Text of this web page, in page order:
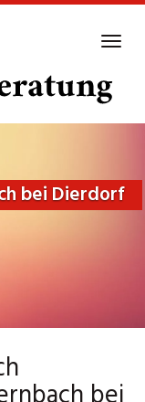
bei Dierdorf